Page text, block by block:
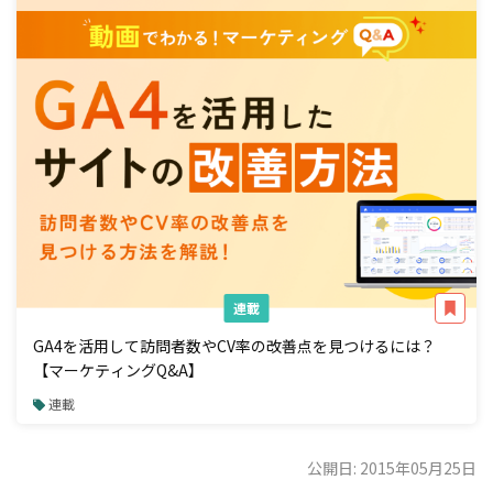
連載
GA4を活用して訪問者数やCV率の改善点を見つけるには？
【マーケティングQ&A】
連載
公開日: 2015年05月25日